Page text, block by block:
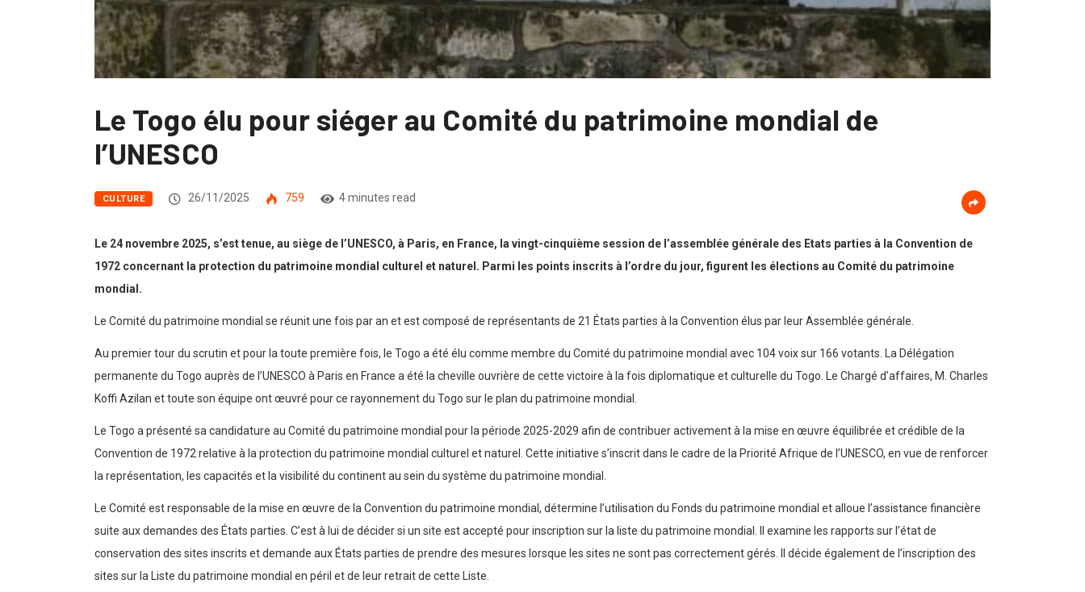
Le Togo élu pour siéger au Comité du patrimoine mondial de
l’UNESCO
CULTURE 26/11/2025 759 4 minutes read
Le 24 novembre 2025, s’est tenue, au siège de l’UNESCO, à Paris, en France, la vingt-cinquième session de l’assemblée générale des Etats parties à la Convention de
1972 concernant la protection du patrimoine mondial culturel et naturel. Parmi les points inscrits à l’ordre du jour, figurent les élections au Comité du patrimoine
mondial.
Le Comité du patrimoine mondial se réunit une fois par an et est composé de représentants de 21 États parties à la Convention élus par leur Assemblée générale.
Au premier tour du scrutin et pour la toute première fois, le Togo a été élu comme membre du Comité du patrimoine mondial avec 104 voix sur 166 votants. La Délégation
permanente du Togo auprès de l’UNESCO à Paris en France a été la cheville ouvrière de cette victoire à la fois diplomatique et culturelle du Togo. Le Chargé d’affaires, M. Charles
Koffi Azilan et toute son équipe ont œuvré pour ce rayonnement du Togo sur le plan du patrimoine mondial.
Le Togo a présenté sa candidature au Comité du patrimoine mondial pour la période 2025-2029 afin de contribuer activement à la mise en œuvre équilibrée et crédible de la
Convention de 1972 relative à la protection du patrimoine mondial culturel et naturel. Cette initiative s’inscrit dans le cadre de la Priorité Afrique de l’UNESCO, en vue de renforcer
la représentation, les capacités et la visibilité du continent au sein du système du patrimoine mondial.
Le Comité est responsable de la mise en œuvre de la Convention du patrimoine mondial, détermine l’utilisation du Fonds du patrimoine mondial et alloue l’assistance financière
suite aux demandes des États parties. C’est à lui de décider si un site est accepté pour inscription sur la liste du patrimoine mondial. Il examine les rapports sur l’état de
conservation des sites inscrits et demande aux États parties de prendre des mesures lorsque les sites ne sont pas correctement gérés. Il décide également de l’inscription des
sites sur la Liste du patrimoine mondial en péril et de leur retrait de cette Liste.